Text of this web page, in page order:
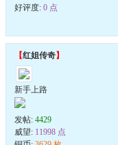
好评度: 0 点
【红姐传奇】
新手上路
发帖: 4429
威望: 11998 点